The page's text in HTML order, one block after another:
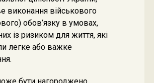
виконання військового
обов’язку в умовах,
із ризиком для життя, які
легке або важке